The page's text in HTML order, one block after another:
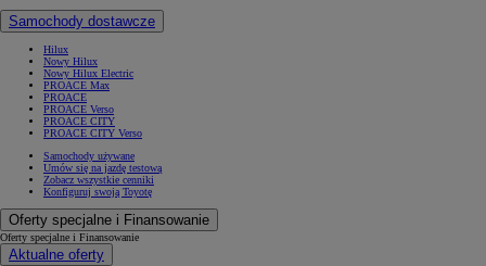
Samochody dostawcze
Hilux
Nowy Hilux
Nowy Hilux Electric
PROACE Max
PROACE
PROACE Verso
PROACE CITY
PROACE CITY Verso
Samochody używane
Umów się na jazdę testową
Zobacz wszystkie cenniki
Konfiguruj swoją Toyotę
Oferty specjalne i Finansowanie
Oferty specjalne i Finansowanie
Aktualne oferty